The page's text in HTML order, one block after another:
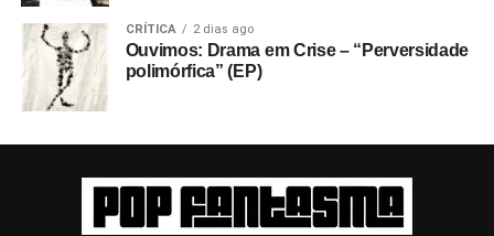
CRÍTICA 2 dias ago
Ouvimos: Drama em Crise – “Perversidade
polimórfica” (EP)